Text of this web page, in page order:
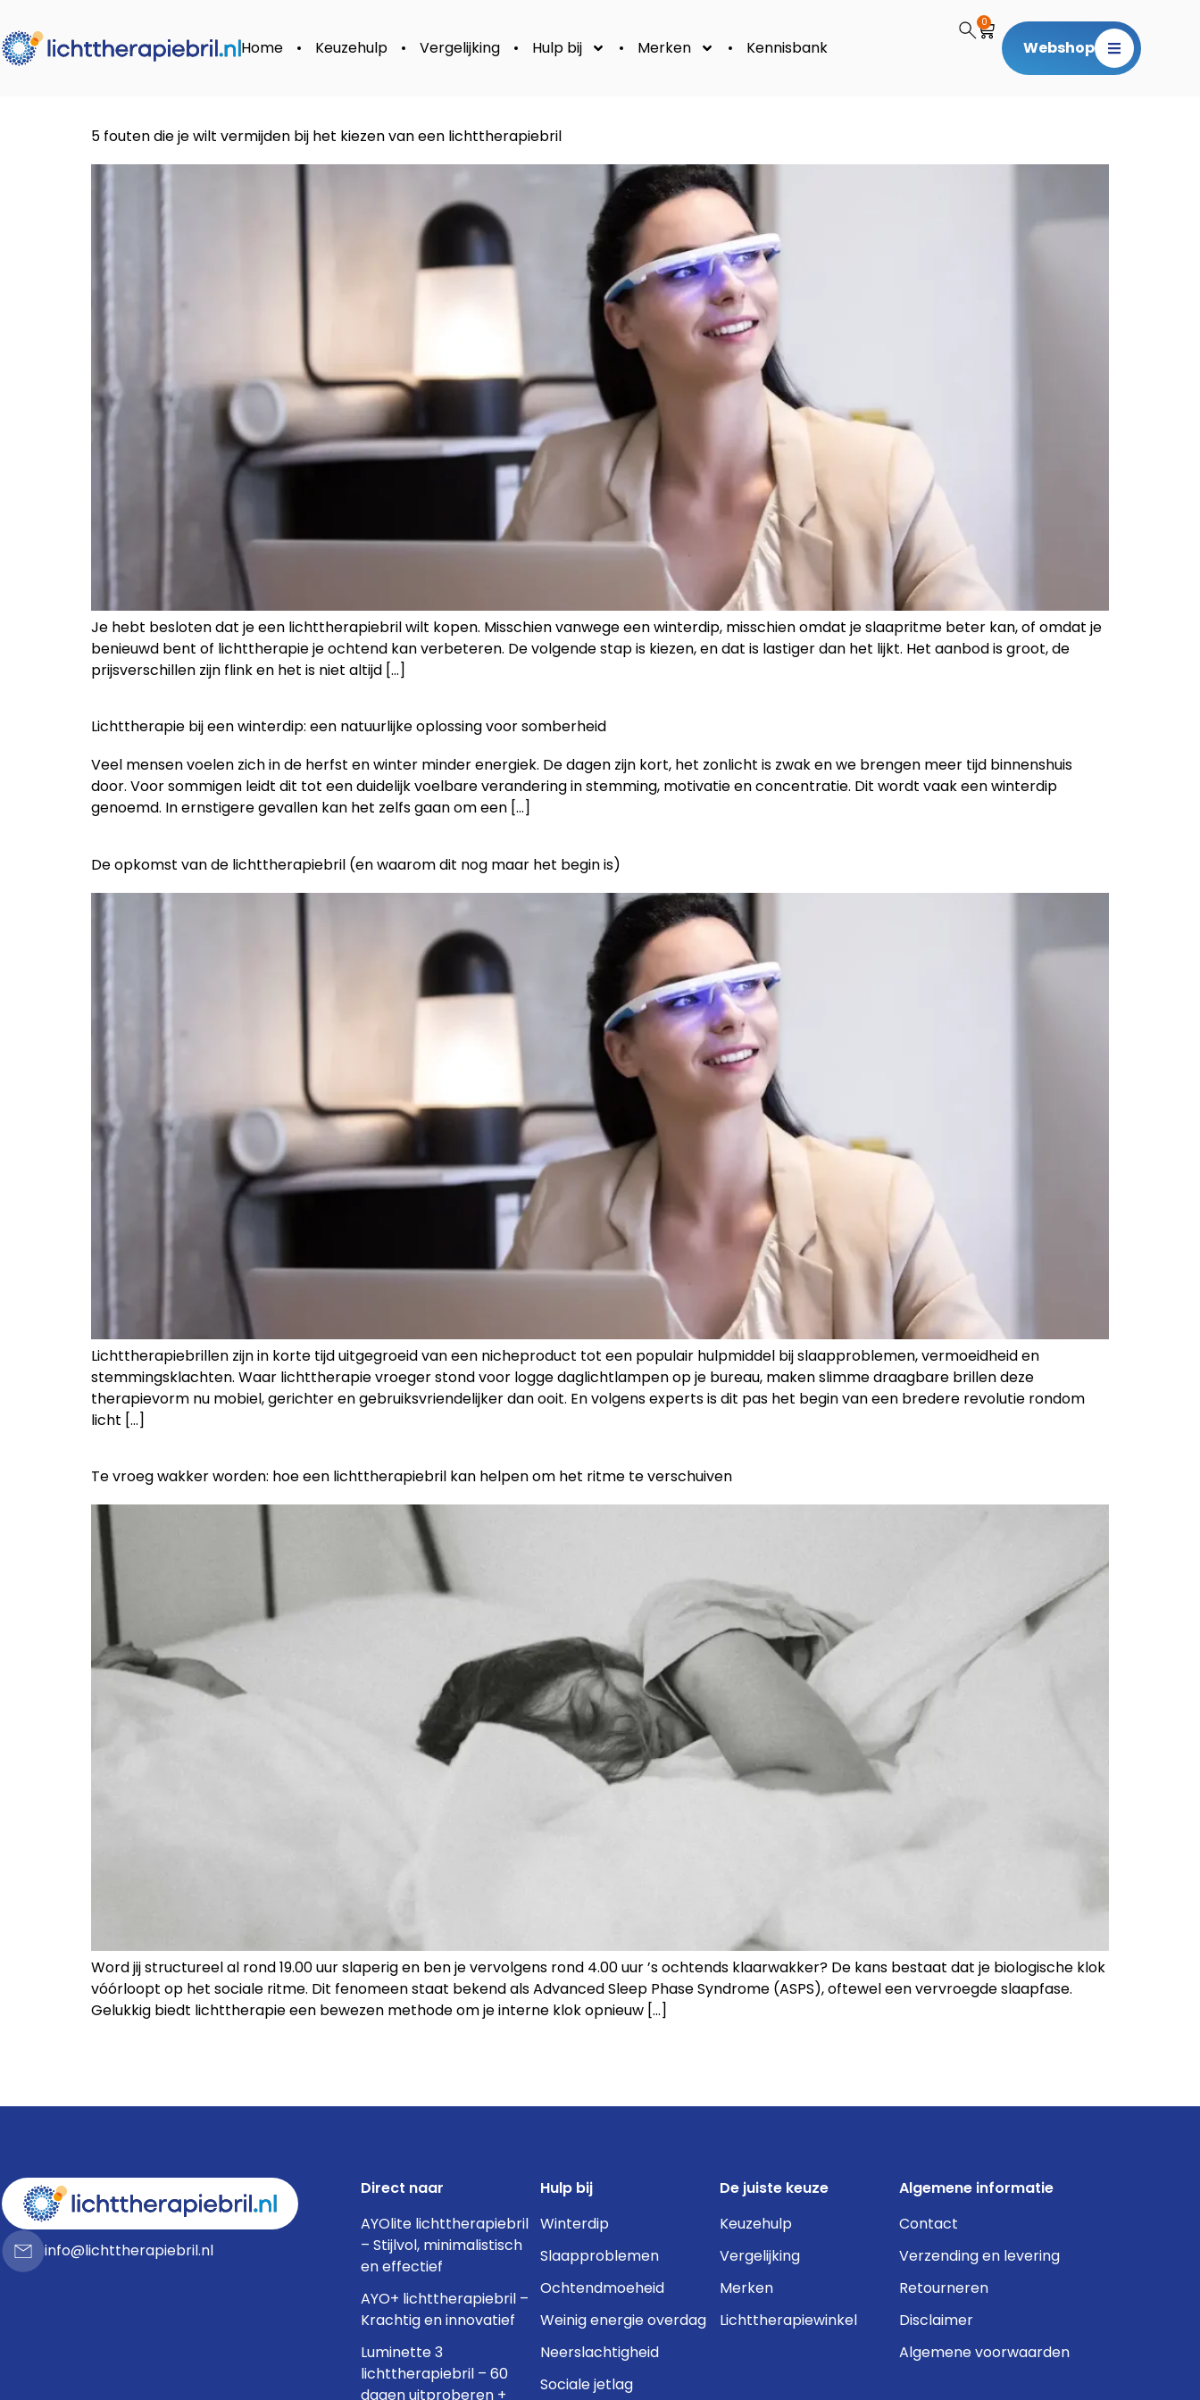
Home Keuzehulp Vergelijking Hulp bij Merken Kennisbank
0
Webshop
5 fouten die je wilt vermijden bij het kiezen van een lichttherapiebril
Je hebt besloten dat je een lichttherapiebril wilt kopen. Misschien vanwege een winterdip, misschien omdat je slaapritme beter kan, of omdat je
benieuwd bent of lichttherapie je ochtend kan verbeteren. De volgende stap is kiezen, en dat is lastiger dan het lijkt. Het aanbod is groot, de
prijsverschillen zijn flink en het is niet altijd […]
Lichttherapie bij een winterdip: een natuurlijke oplossing voor somberheid
Veel mensen voelen zich in de herfst en winter minder energiek. De dagen zijn kort, het zonlicht is zwak en we brengen meer tijd binnenshuis
door. Voor sommigen leidt dit tot een duidelijk voelbare verandering in stemming, motivatie en concentratie. Dit wordt vaak een winterdip
genoemd. In ernstigere gevallen kan het zelfs gaan om een […]
De opkomst van de lichttherapiebril (en waarom dit nog maar het begin is)
Lichttherapiebrillen zijn in korte tijd uitgegroeid van een nicheproduct tot een populair hulpmiddel bij slaapproblemen, vermoeidheid en
stemmingsklachten. Waar lichttherapie vroeger stond voor logge daglichtlampen op je bureau, maken slimme draagbare brillen deze
therapievorm nu mobiel, gerichter en gebruiksvriendelijker dan ooit. En volgens experts is dit pas het begin van een bredere revolutie rondom
licht […]
Te vroeg wakker worden: hoe een lichttherapiebril kan helpen om het ritme te verschuiven
Word jij structureel al rond 19.00 uur slaperig en ben je vervolgens rond 4.00 uur ’s ochtends klaarwakker? De kans bestaat dat je biologische klok
vóórloopt op het sociale ritme. Dit fenomeen staat bekend als Advanced Sleep Phase Syndrome (ASPS), oftewel een vervroegde slaapfase.
Gelukkig biedt lichttherapie een bewezen methode om je interne klok opnieuw […]
info@lichttherapiebril.nl
Direct naar
AYOlite lichttherapiebril
– Stijlvol, minimalistisch
en effectief
AYO+ lichttherapiebril –
Krachtig en innovatief
Luminette 3
lichttherapiebril – 60
dagen uitproberen +
Hulp bij
Winterdip
Slaapproblemen
Ochtendmoeheid
Weinig energie overdag
Neerslachtigheid
Sociale jetlag
De juiste keuze
Keuzehulp
Vergelijking
Merken
Lichttherapiewinkel
Algemene informatie
Contact
Verzending en levering
Retourneren
Disclaimer
Algemene voorwaarden